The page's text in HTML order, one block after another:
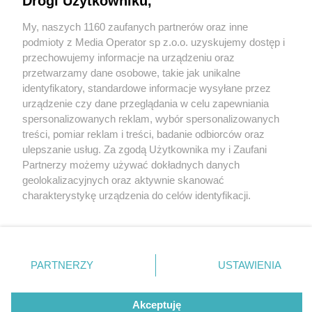
Wydawca mediówlokalnych
Nie zapomnij
zapoznać się z:
polityką prywatności regulamin korzystania z portali
Twojemiasto
Piekary Śląskie
Chorzów
Tarnowskie Góry
Gliwice
Skontaktuj się z nami
Kontakt
Wydawca
Redakcja
My, naszych 1160 zaufanych partnerów oraz inne
podmioty z Media Operator sp z.o.o. uzyskujemy dostęp i
przechowujemy informacje na urządzeniu oraz
przetwarzamy dane osobowe, takie jak unikalne
identyfikatory, standardowe informacje wysyłane przez
urządzenie czy dane przeglądania w celu zapewniania
spersonalizowanych reklam, wybór spersonalizowanych
treści, pomiar reklam i treści, badanie odbiorców oraz
ulepszanie usług. Za zgodą Użytkownika my i Zaufani
Partnerzy możemy używać dokładnych danych
geolokalizacyjnych oraz aktywnie skanować
charakterystykę urządzenia do celów identyfikacji.
zmienić/wycofać klikając przycisk ustawień prywatności
znajdujący się w lewym dolnym rogu strony
rodzaje przetwarzania danych nie wymagają zgody
użytkownika, ale masz prawo sprzeciwić się takiemu
PARTNERZY USTAWIENIA
Akceptuję